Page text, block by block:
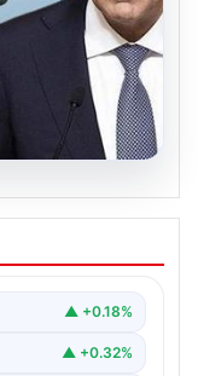
söz
CNN Türk
▲ +0.18%
▲ +0.32%